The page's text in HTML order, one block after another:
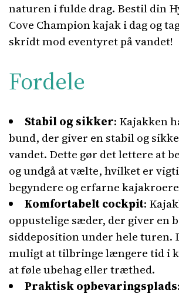
naturen i fulde drag. Bestil din
Cove Champion kajak i dag og
skridt mod eventyret på vandet!
Fordele
Stabil og sikker: Kajakken
bund, der giver en stabil og
vandet. Dette gør det lettere at
og undgå at vælte, hvilket er
begyndere og erfarne
Komfortabelt cockpit:
oppustelige sæder, der giver en
siddeposition under hele turen.
muligt at tilbringe længere tid i
at føle ubehag eller træthed.
Praktisk opbevaringsplads